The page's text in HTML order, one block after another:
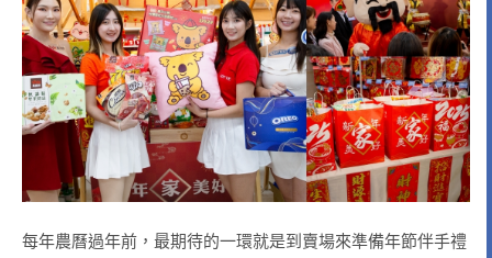
每年農曆過年前，最期待的一環就是到賣場來準備年節伴手禮